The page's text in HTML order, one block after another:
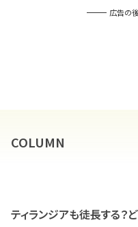
広告の
COLUMN
ティランジアも徒長する？